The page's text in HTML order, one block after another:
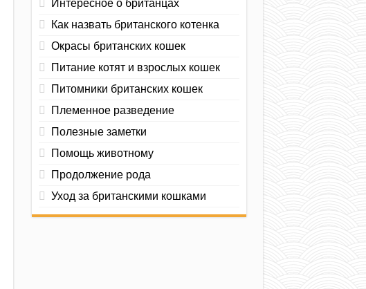
Интересное о британцах
Как назвать британского котенка
Окрасы британских кошек
Питание котят и взрослых кошек
Питомники британских кошек
Племенное разведение
Полезные заметки
Помощь животному
Продолжение рода
Уход за британскими кошками